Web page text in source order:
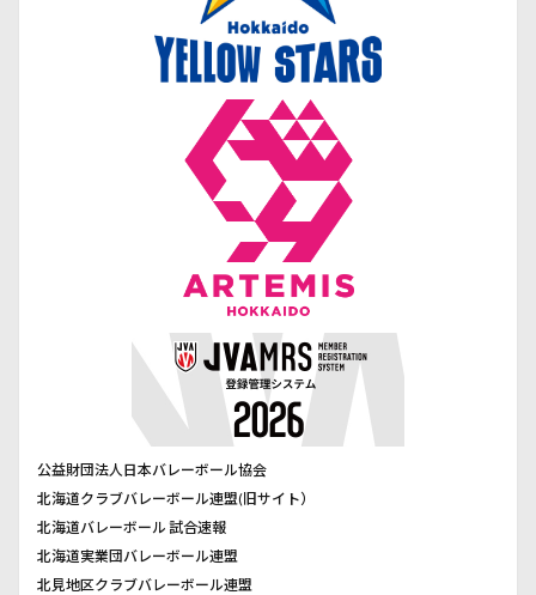
公益財団法人日本バレーボール協会
北海道クラブバレーボール連盟(旧サイト）
北海道バレーボール 試合速報
北海道実業団バレーボール連盟
北見地区クラブバレーボール連盟